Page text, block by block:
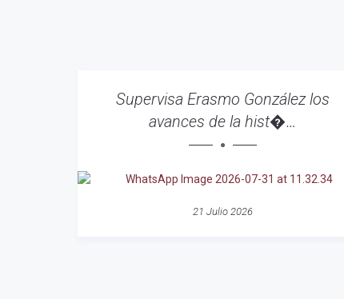
Supervisa Erasmo González los
avances de la hist�…
21 Julio 2026